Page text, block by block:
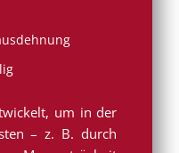
um in der
– z. B. durch